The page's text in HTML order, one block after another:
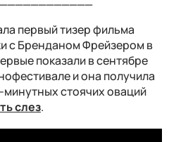
первый тизер фильма
с Бренданом Фрейзером в
показали в сентябре
и она получила
стоячих оваций
слез.